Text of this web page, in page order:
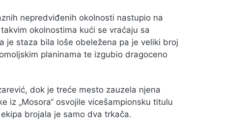
nepredviđenih okolnosti nastupio na
okolnostima kući se vraćaju sa
je staza bila loše obeležena pa je veliki broj
planinama te izgubio dragoceno
dok je treće mesto zauzela njena
iz „Mosora“ osvojile vicešampionsku titulu
brojala je samo dva trkača.